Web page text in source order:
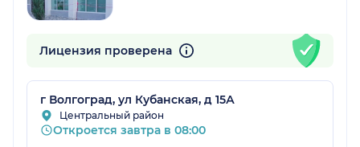
Лицензия проверена
г Волгоград, ул Кубанская, д 15А
Центральный район
Откроется завтра в 08:00